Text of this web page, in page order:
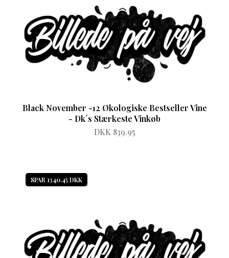
Black November -12 Økologiske Bestseller Vine
- Dk´s Stærkeste Vinkøb
DKK 839.95
SPAR 1340.45 DKK